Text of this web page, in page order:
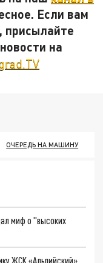
Если вам
присылайте
на
ОЧЕРЕДЬ НА МАШИНУ
миф о "высоких
ЖСК «Альпийский»